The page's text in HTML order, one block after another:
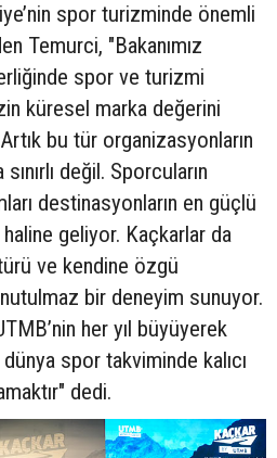
spor turizminde önemli
Temurci, "Bakanımız
spor ve turizmi
küresel marka değerini
bu tür organizasyonların
değil. Sporcuların
destinasyonların en güçlü
haline geliyor. Kaçkarlar da
ve kendine özgü
bir deneyim sunuyor.
her yıl büyüyerek
dünya spor takviminde kalıcı
dedi.